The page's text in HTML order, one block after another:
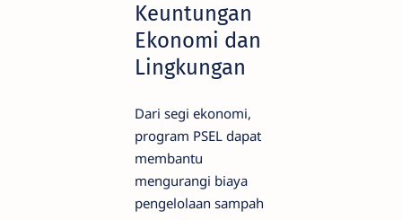
Keuntungan
Ekonomi dan
Lingkungan
Dari segi ekonomi,
program PSEL dapat
membantu
mengurangi biaya
pengelolaan sampah